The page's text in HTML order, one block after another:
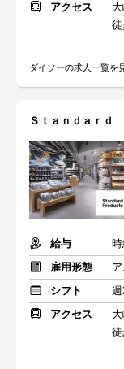
アクセス
ダイソーの求人一覧を
Ｓｔａｎｄａｒｄ
給与
雇用形態
シフト
アクセス